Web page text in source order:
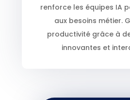
renforce les équipes IA
aux besoins métier.
productivité grâce à
innovantes et